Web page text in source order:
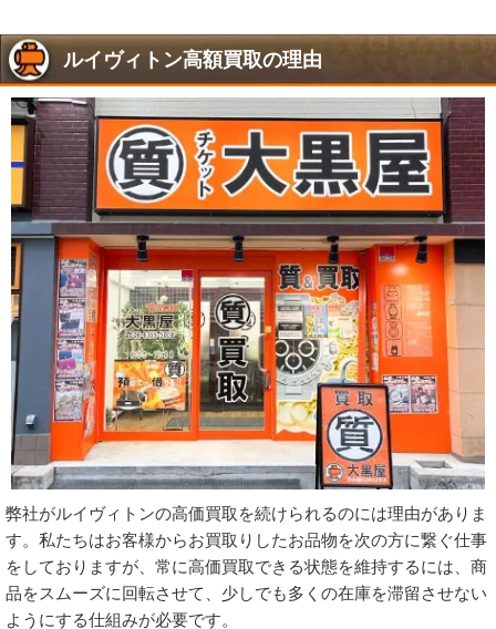
ルイヴィトン高額買取の理由
弊社がルイヴィトンの高価買取を続けられるのには理由がありま
す。私たちはお客様からお買取りしたお品物を次の方に繋ぐ仕事
をしておりますが、常に高価買取できる状態を維持するには、商
品をスムーズに回転させて、少しでも多くの在庫を滞留させない
ようにする仕組みが必要です。